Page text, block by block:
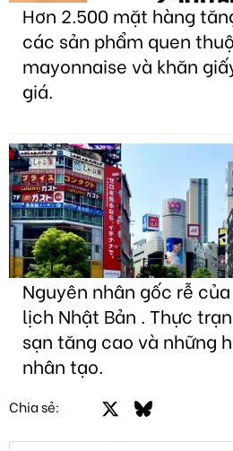
Hơn 2.500 mặt hàng
các sản phẩm quen
mayonnaise và khăn
giá.
Nguyên nhân gốc rễ
lịch Nhật Bản . Thực
sạn tăng cao và những
nhân tạo.
Chia sẻ: FacebookBluesky